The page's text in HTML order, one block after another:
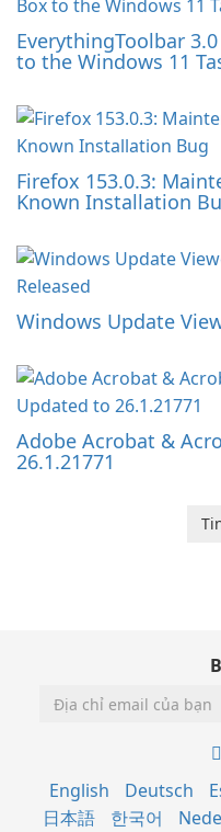
EverythingToolbar
to the Windows 11
Firefox 153.0.3:
Known Installation
Windows Update
Adobe Acrobat &
26.1.21771
English Deutsch
日本語
한국어